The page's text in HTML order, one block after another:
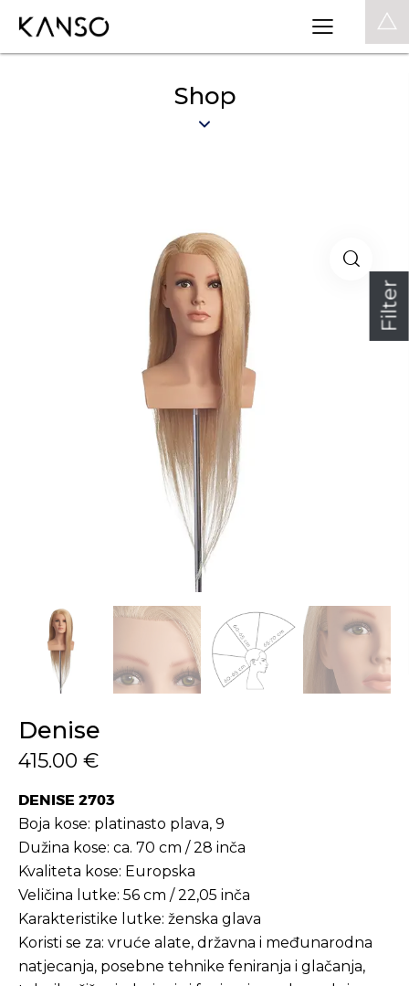
0
Shop
Filter
Denise
415.00 €
DENISE 2703
Boja kose: platinasto plava, 9
Dužina kose: ca. 70 cm / 28 inča
Kvaliteta kose: Europska
Veličina lutke: 56 cm / 22,05 inča
Karakteristike lutke: ženska glava
Koristi se za: vruće alate, državna i međunarodna
natjecanja, posebne tehnike feniranja i glačanja,